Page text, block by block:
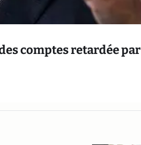
comptes retardée par